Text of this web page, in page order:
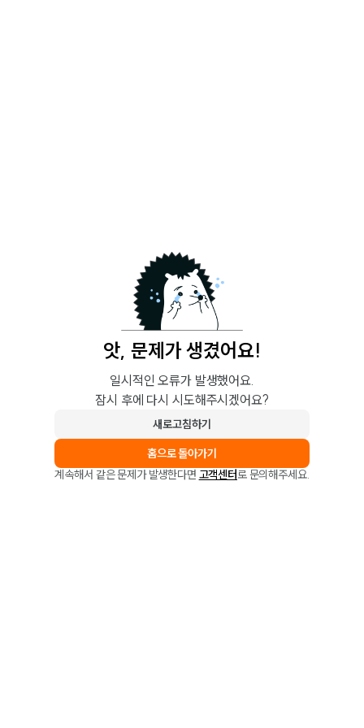
앗, 문제가 생겼어요!
일시적인 오류가 발생했어요.
잠시 후에 다시 시도해주시겠어요?
새로고침하기
홈으로 돌아가기
계속해서 같은 문제가 발생한다면 고객센터로 문의해주세요.